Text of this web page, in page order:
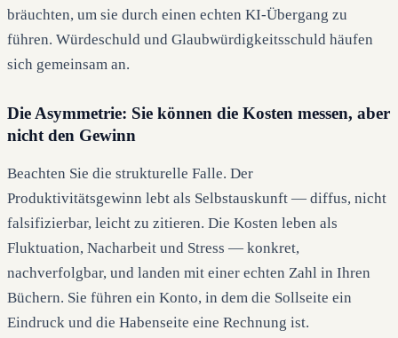
bräuchten, um sie durch einen echten KI-Übergang zu
führen. Würdeschuld und Glaubwürdigkeitsschuld häufen
sich gemeinsam an.
Die Asymmetrie: Sie können die Kosten messen, aber
nicht den Gewinn
Beachten Sie die strukturelle Falle. Der
Produktivitätsgewinn lebt als Selbstauskunft — diffus, nicht
falsifizierbar, leicht zu zitieren. Die Kosten leben als
Fluktuation, Nacharbeit und Stress — konkret,
nachverfolgbar, und landen mit einer echten Zahl in Ihren
Büchern. Sie führen ein Konto, in dem die Sollseite ein
Eindruck und die Habenseite eine Rechnung ist.